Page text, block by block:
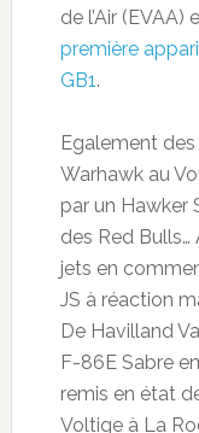
de l’Air
première
GB1.
Egalement
Warhawk au
par un Hawker
des Red
jets en
JS à réaction
De Havilland
F-86E Sabre
remis en état
Voltige à La